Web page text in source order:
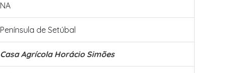
NA
Península de Setúbal
Casa Agrícola Horácio Simões